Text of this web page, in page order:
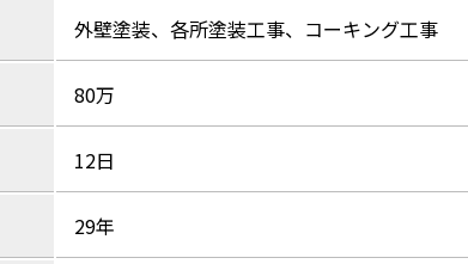
外壁塗装、各所塗装工事、コーキング工事
80万
12日
29年